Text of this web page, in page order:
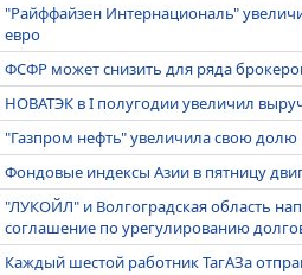
"Райффайзен Интернациональ"
евро
ФСФР может снизить для ряда
НОВАТЭК в I полугодии увеличил
"Газпром нефть" увеличила свою
Фондовые индексы Азии в пятницу
"ЛУКОЙЛ" и Волгоградская область
соглашение по урегулированию
Каждый шестой работник ТагАЗа